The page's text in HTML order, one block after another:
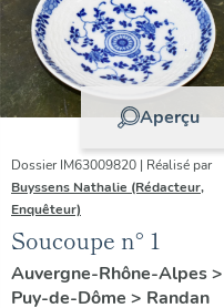
Aperçu
Dossier IM63009820 | Réalisé par
Buyssens Nathalie (Rédacteur,
Enquêteur)
Soucoupe n° 1
Auvergne-Rhône-Alpes>
Puy-de-Dôme > Randan